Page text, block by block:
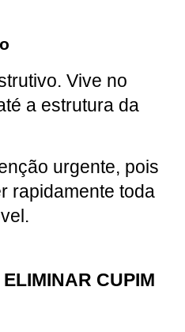
Vive no
a estrutura da
urgente, pois
rapidamente toda
CUPIM